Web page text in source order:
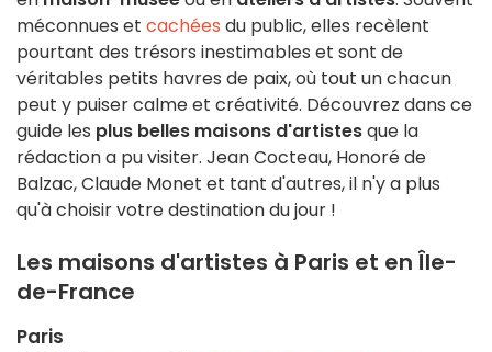
méconnues et cachées du public, elles recèlent
pourtant des trésors inestimables et sont de
véritables petits havres de paix, où tout un chacun
peut y puiser calme et créativité. Découvrez dans ce
guide les plus belles maisons d'artistesque la
rédaction a pu visiter. Jean Cocteau, Honoré de
Balzac, Claude Monet et tant d'autres, il n'y a plus
qu'à choisir votre destination du jour !
Les maisons d'artistes à Paris et en Île-
de-France
Paris